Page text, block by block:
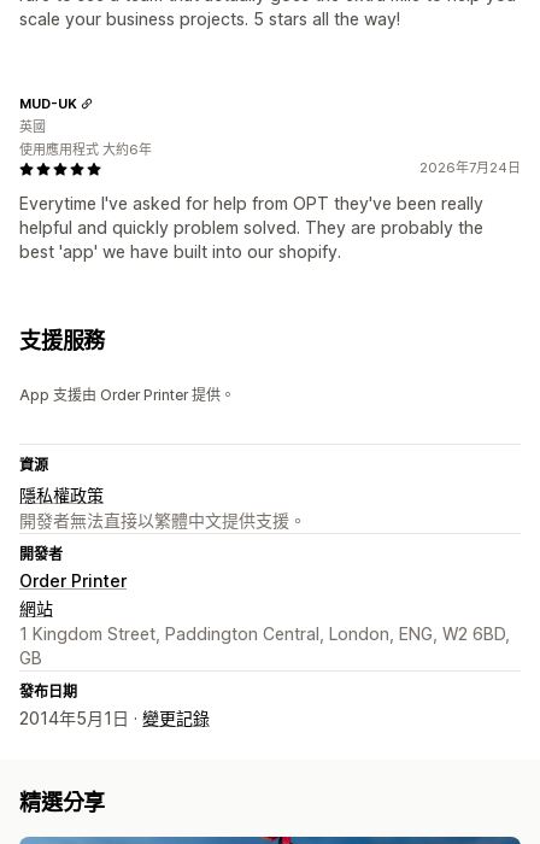
scale your business projects. 5 stars all the way!
2026年7月24日
Everytime I've asked for help from OPT they've been really
helpful and quickly problem solved. They are probably the
best 'app' we have built into our shopify.
MUD-UK
英國
使用應用程式 大約6年
支援服務
App 支援由 Order Printer 提供。
資源
隱私權政策
開發者無法直接以繁體中文提供支援。
開發者
Order Printer
網站
1 Kingdom Street, Paddington Central, London, ENG, W2 6BD,
GB
發布日期
2014年5月1日 · 變更記錄
精選分享